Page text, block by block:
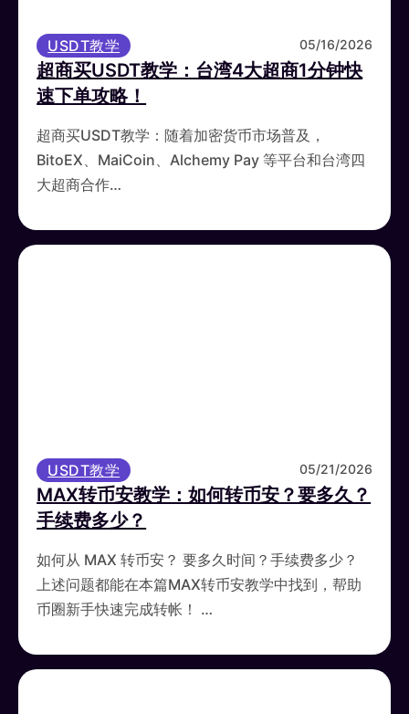
USDT教学 05/16/2026
超商买USDT教学：台湾4大超商1分钟快
速下单攻略！
超商买USDT教学：随着加密货币市场普及，
BitoEX、MaiCoin、Alchemy Pay 等平台和台湾四
大超商合作…
USDT教学 05/21/2026
MAX转币安教学：如何转币安？要多久？
手续费多少？
如何从 MAX 转币安？ 要多久时间？手续费多少？
上述问题都能在本篇MAX转币安教学中找到，帮助
币圈新手快速完成转帐！ …